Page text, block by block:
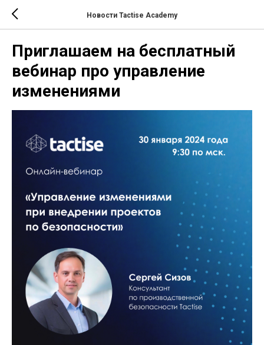
Новости Tactise Academy
Приглашаем на бесплатный
вебинар про управление
изменениями